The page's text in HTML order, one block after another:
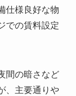
仕様良好な物
での賃料設定
間の暗さなど
、主要通りや